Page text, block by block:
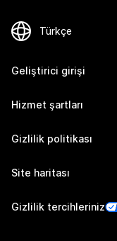
Geliştirici girişi
Hizmet şartları
Gizlilik politikası
Site haritası
Gizlilik tercihleriniz